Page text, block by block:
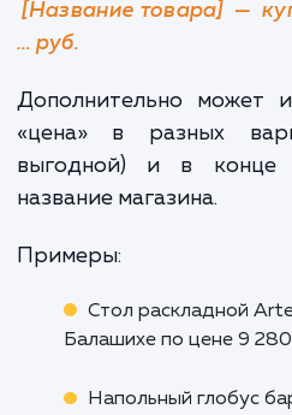
Примеры:
Интернет-
«Радость Всем»
Юридические
Для категорий
Title для
определенному